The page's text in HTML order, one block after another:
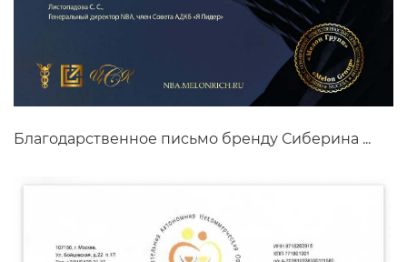
Благодарственное письмо бренду Сиберина ...